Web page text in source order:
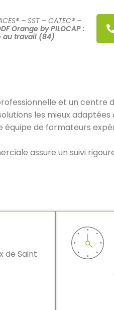
– SST – CATEC® –
Orange by PILOCAP :
au travail (84)
et un centre
les mieux
équipe de formateurs
assure un suivi
de Saint